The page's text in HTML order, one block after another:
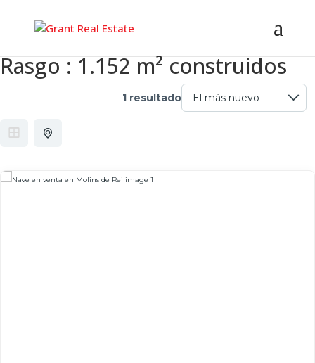
Rasgo :1.152 m² construidos
1 resultado